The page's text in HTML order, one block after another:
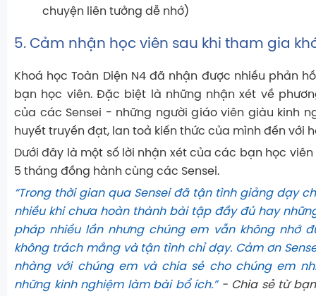
chuyện liên tưởng dễ nhớ)
5. Cảm nhận học viên sau khi tham gia
Khoá học Toàn Diện N4 đã nhận được nhiều phản
bạn học viên. Đặc biệt là những nhận xét về
của các Sensei - những người giáo viên giàu kinh
huyết truyền đạt, lan toả kiến thức của mình đến với
Dưới đây là một số lời nhận xét của các bạn học
5 tháng đồng hành cùng các Sensei.
“Trong thời gian qua Sensei đã tận tình giảng dạy
nhiều khi chưa hoàn thành bài tập đầy đủ hay
pháp nhiều lần nhưng chúng em vẫn không nhớ
không trách mắng và tận tình chỉ dạy. Cảm ơn
nhàng với chúng em và chia sẻ cho chúng em
những kinh nghiệm làm bài bổ ích.”- Chia sẻ từ bạn